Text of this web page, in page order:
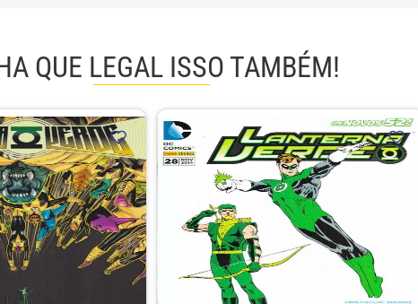
QUE LEGAL ISSO TAMBÉM!